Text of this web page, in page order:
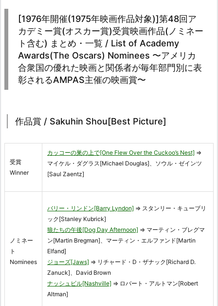
[1976年開催(1975年映画作品対象)]第48回ア
カデミー賞(オスカー賞)受賞映画作品(ノミネー
ト含む) まとめ・一覧 / List of Academy
Awards(The Oscars) Nominees 〜アメリカ
合衆国の優れた映画と関係者が毎年部門別に表
彰されるAMPAS主催の映画賞〜
作品賞 / Sakuhin Shou[Best Picture]
受賞
Winner
カッコーの巣の上で[One Flew Over the Cuckoo’s Nest] ⇒
マイケル・ダグラス[Michael Douglas]、ソウル・ゼインツ
[Saul Zaentz]
ノミネー
ト
Nominees
バリー・リンドン[Barry Lyndon] ⇒ スタンリー・キューブリ
ック[Stanley Kubrick]
狼たちの午後[Dog Day Afternoon] ⇒ マーティン・ブレグマ
ン[Martin Bregman]、マーティン・エルファンド[Martin
Elfand]
ジョーズ[Jaws] ⇒ リチャード・D・ザナック[Richard D.
Zanuck]、David Brown
ナッシュビル[Nashville] ⇒ ロバート・アルトマン[Robert
Altman]